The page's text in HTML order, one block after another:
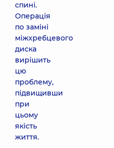
спині.
Операція
по заміні
міжхребцевого
диска
вирішить
цю
проблему,
підвищивши
при
цьому
якість
життя.